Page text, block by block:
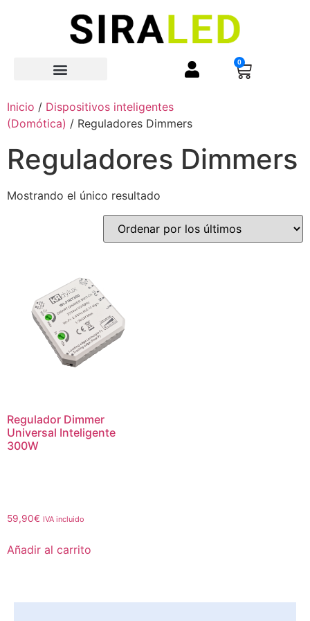
0
Inicio / Dispositivos inteligentes
(Domótica) / Reguladores Dimmers
Reguladores Dimmers
Mostrando el único resultado
Regulador Dimmer
Universal Inteligente
300W
59,90€ IVA incluido
Añadir al carrito